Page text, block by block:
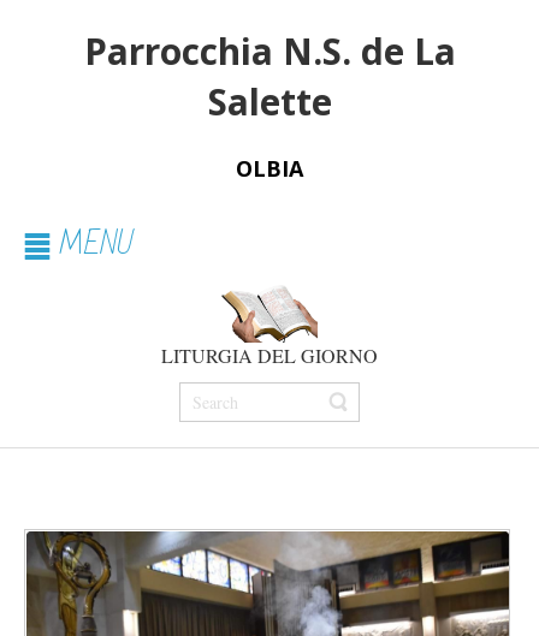
Parrocchia N.S. de La
Salette
OLBIA
MENU
LITURGIA DEL GIORNO